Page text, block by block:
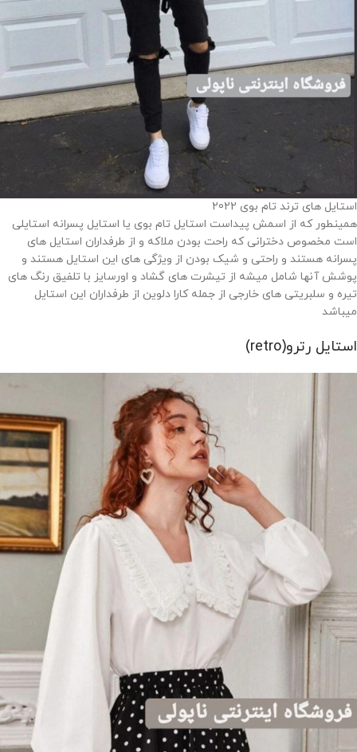
استایل های ترند تام بوی 2022
همینطور که از اسمش پیداست استایل تام بوی یا استایل پسرانه استایلی
است مخصوص دخترانی که راحت بودن ملاکه و از طرفداران استایل های
پسرانه هستند و راحتی و شیک بودن از ویژگی های این استایل هستند و
پوشش آنها شامل میشه از تیشرت های گشاد و اورسایز با تلفیق رنگ های
تیره و سلبریتی های خارجی از جمله کارا دلوین از طرفداران این استایل
میباشد
استایل رترو(retro)